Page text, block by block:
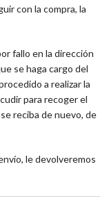
con la compra, la
fallo en la dirección
se haga cargo del
a realizar la
para recoger el
reciba de nuevo, de
le devolveremos